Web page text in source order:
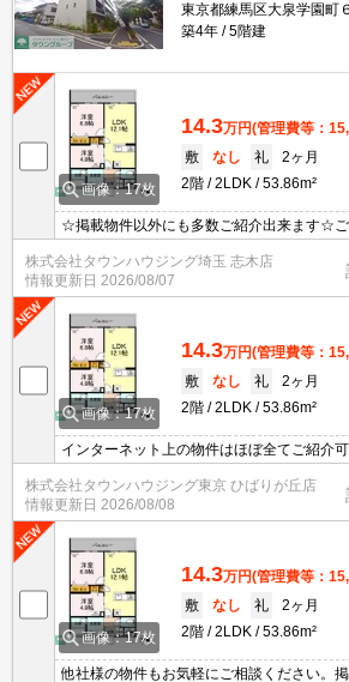
東京都練馬区大泉学園町
築4年
5階建
画像：17枚
14.3万円(管理費等：
敷
なし 礼
2ヶ月
2階
2LDK 53.86m²
☆掲載物件以外にも多数ご紹介出来ます☆ご
お探しさせて頂きます♪
株式会社タウンハウジング埼玉 志木店
情報更新日 2026/08/07
画像：17枚
14.3万円(管理費等：
敷
なし 礼
2ヶ月
2階
2LDK 53.86m²
インターネット上の物件はほぼ全てご紹介
します。お気軽にお問合せください。お部
バー1のタウンハウジングまで。
株式会社タウンハウジング東京 ひばりが丘店
情報更新日 2026/08/08
画像：17枚
14.3万円(管理費等：
敷
なし 礼
2ヶ月
2階
2LDK 53.86m²
他社様の物件もお気軽にご相談ください。